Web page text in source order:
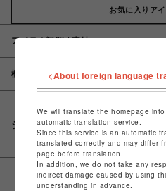
お気に入りア
アイテム説明 / 素材
概要
シェアする
<About foreign language
We will translate the homepage
automatic translation service.
Since this service is an automatic
translated correctly and may differ
page before translation.
In addition, we do not take any
indirect damage caused by using
understanding in advance.